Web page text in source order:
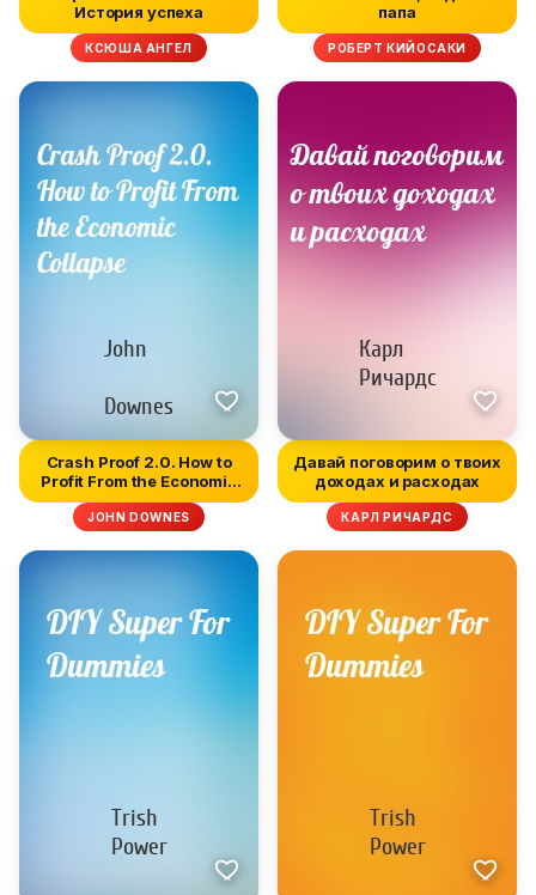
История успеха
КСЮША АНГЕЛ
папа
РОБЕРТ КИЙОСАКИ
Crash Proof 2.0. How to
Profit From the Economic
C...
JOHN DOWNES
Давай поговорим о твоих
доходах и расходах
КАРЛ РИЧАРДС